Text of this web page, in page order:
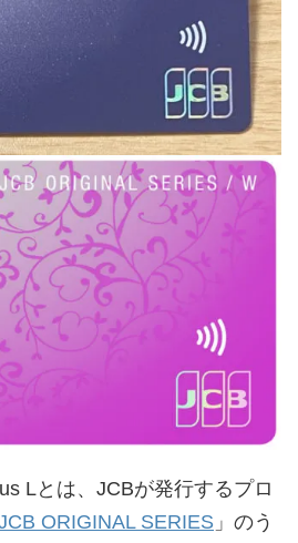
Lとは、JCBが発行するプロ
ORIGINAL SERIES 」のう